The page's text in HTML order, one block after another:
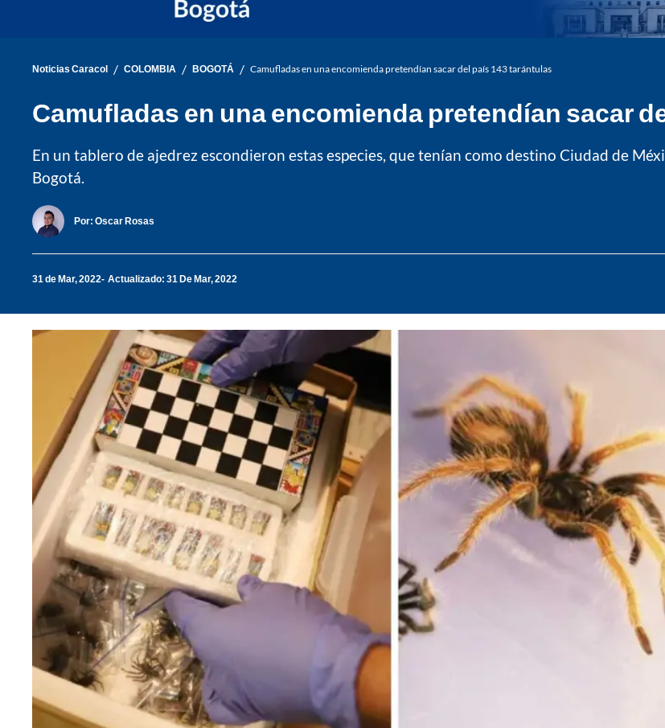
Noticias Caracol / COLOMBIA / BOGOTÁ / Camufladas en una encomienda pretendían sacar del país 143 tarántulas
Camufladas en una encomienda pretendían sacar
En un tablero de ajedrez escondieron estas especies, que tenían como destino Ciudad de
Bogotá.
Por: Oscar Rosas
31 de Mar, 2022 Actualizado: 31 De Mar, 2022